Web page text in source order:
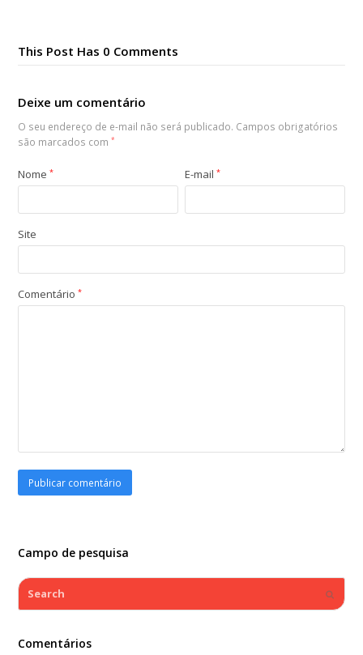
This Post Has 0 Comments
Deixe um comentário
O seu endereço de e-mail não será publicado. Campos obrigatórios
são marcados com*
Nome* E-mail*
Site
Comentário*
Campo de pesquisa
Search
Comentários